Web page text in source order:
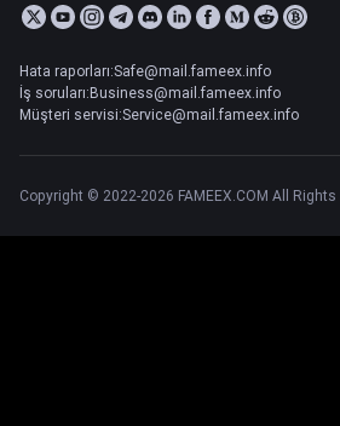
Hata raporları:Safe@mail.fameex.info
İş soruları:Business@mail.fameex.info
Müşteri servisi:Service@mail.fameex.info
Copyright © 2022-2026 FAMEEX.COM All Rights